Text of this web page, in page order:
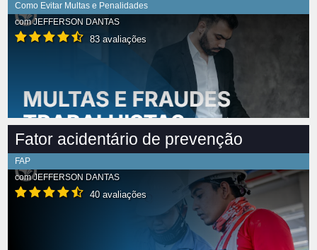
Como Evitar Multas e Penalidades
comJEFFERSON DANTAS
83 avaliações
Fator acidentário de prevenção
FAP
comJEFFERSON DANTAS
40 avaliações